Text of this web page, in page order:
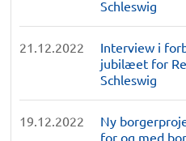
Schleswig
21.12.2022
Interview i
jubilæet for
Schleswig
19.12.2022
Ny
for og med